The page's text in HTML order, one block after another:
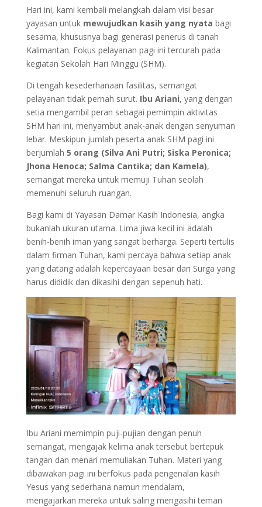
Hari ini, kami kembali melangkah dalam visi besar
yayasan untuk mewujudkan kasih yang nyata bagi
sesama, khususnya bagi generasi penerus di tanah
Kalimantan. Fokus pelayanan pagi ini tercurah pada
kegiatan Sekolah Hari Minggu (SHM).
Di tengah kesederhanaan fasilitas, semangat
pelayanan tidak pernah surut. Ibu Ariani, yang dengan
setia mengambil peran sebagai pemimpin aktivitas
SHM hari ini, menyambut anak-anak dengan senyuman
lebar. Meskipun jumlah peserta anak SHM pagi ini
berjumlah 5 orang (Silva Ani Putri; Siska Peronica;
Jhona Henoca; Salma Cantika; dan Kamela),
semangat mereka untuk memuji Tuhan seolah
memenuhi seluruh ruangan.
Bagi kami di Yayasan Damar Kasih Indonesia, angka
bukanlah ukuran utama. Lima jiwa kecil ini adalah
benih-benih iman yang sangat berharga. Seperti tertulis
dalam firman Tuhan, kami percaya bahwa setiap anak
yang datang adalah kepercayaan besar dari Surga yang
harus dididik dan dikasihi dengan sepenuh hati.
Ibu Ariani memimpin puji-pujian dengan penuh
semangat, mengajak kelima anak tersebut bertepuk
tangan dan menari memuliakan Tuhan. Materi yang
dibawakan pagi ini berfokus pada pengenalan kasih
Yesus yang sederhana namun mendalam,
mengajarkan mereka untuk saling mengasihi teman